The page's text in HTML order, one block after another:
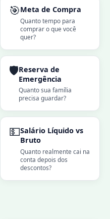
🎯Meta de Compra
Quanto tempo para
comprar o que você
quer?
🛡️Reserva de
Emergência
Quanto sua família
precisa guardar?
💵Salário Líquido vs
Bruto
Quanto realmente cai na
conta depois dos
descontos?